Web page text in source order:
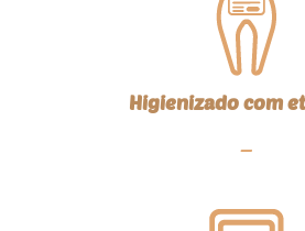
Higienizado com
—